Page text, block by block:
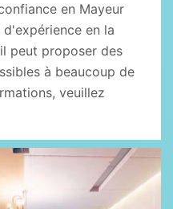
en Mayeur
en la
peut proposer des
à beaucoup de
veuillez